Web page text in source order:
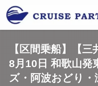
【区間乗船】【三
8月10日 和歌山発
ズ・阿波おどり・